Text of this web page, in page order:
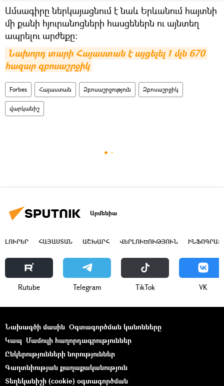
Ամսագիրը ներկայացնում է նաև Երևանում հայտնի
մի քանի հյուրանոցների հասցեներն ու այնտեղ
ապրելու արժեքը։
Նախորդ տարի Հայաստան է այցելել 1 մլն 670
հազար զբոսաշրջիկ
Forbes Հայաստան Զբոսաշրջություն Զբոսաշրջիկ
վարկանիշ
Արմենիա
ԼՈՒՐԵՐ ՀԱՅԱՍՏԱՆ ԱՇԽԱՐՀ ՎԵՐԼՈՒԾՈՒԹՅՈՒՆ
Rutube Telegram ТikТоk VK
Նախագծի մասին Օգտագործման կանոնները
Կապ Մամուլի հաղորդագրություններ
Ընկերությունների նորություններ
Գաղտնիության քաղաքականություն
Տեղեկանիշի (cookie) օգտագործման